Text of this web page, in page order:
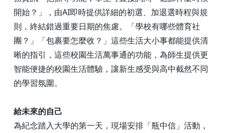
開始？」，由AI即時提供詳細的初選、加退選時程與規
則，終結錯過重要日期的焦慮。「學校有哪些體育社
團？」「包裹要怎麼收？」這些生活大小事都能提供清
晰的指引，這些校園生活萬事通的功能，為師生提供更
智能便捷的校園生活體驗，讓新生感受與高中截然不同
的學習氛圍。
給未來的自己
為紀念踏入大學的第一天，現場安排「瓶中信」活動，